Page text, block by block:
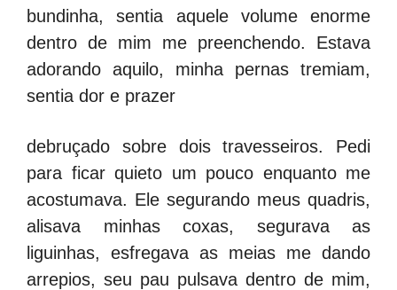
bundinha, sentia aquele volume enorme
dentro de mim me preenchendo. Estava
adorando aquilo, minha pernas tremiam,
sentia dor e prazer
debruçado sobre dois travesseiros. Pedi
para ficar quieto um pouco enquanto me
acostumava. Ele segurando meus quadris,
alisava minhas coxas, segurava as
liguinhas, esfregava as meias me dando
arrepios, seu pau pulsava dentro de mim,